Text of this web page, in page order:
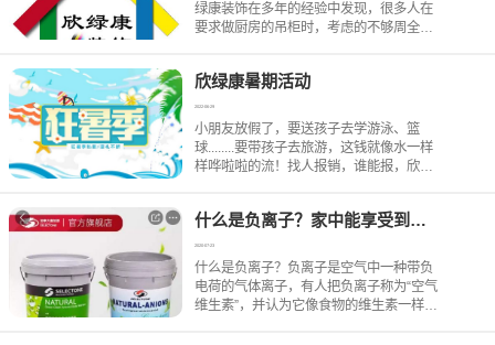
绿康装饰在多年的经验中发现，很多人在
要求做厨房的吊柜时，考虑的不够周全，
高。 厨房的家具设备选购以及安置都
应该以实用为主，这样才能方便我
欣绿康暑期活动
2022-06-29
小朋友放假了，要送孩子去学游泳、篮
球........要带孩子去旅游，这钱就像水一样
样哗啦啦的流！找人报销，谁能报，欣绿
家？这到处都要花钱，这怎么省钱？欣绿
康暑期活动第一期7月1日—7月8日报销来
了：小朋友的暑期班、旅游费欣绿康报销
3000元，欣绿康暑期活动第二期7月9日—
7月17日报销来了：小朋友的暑期班、旅
什么是负离子？家中能享受到负离子吗？
2020-07-23
什么是负离子？负离子是空气中一种带负
电荷的气体离子，有人把负离子称为“空气
维生素”，并认为它像食物的维生素一样，